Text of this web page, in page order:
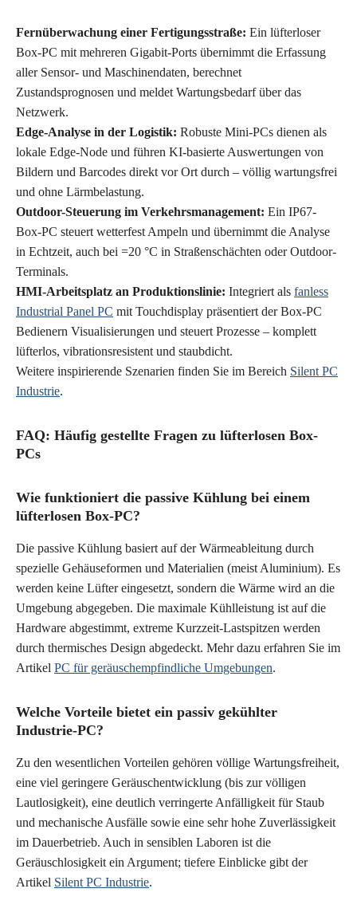
Fernüberwachung einer Fertigungsstraße: Ein lüfterloser
Box-PC mit mehreren Gigabit-Ports übernimmt die Erfassung
aller Sensor- und Maschinendaten, berechnet
Zustandsprognosen und meldet Wartungsbedarf über das
Netzwerk.
Edge-Analyse in der Logistik: Robuste Mini-PCs dienen als
lokale Edge-Node und führen KI-basierte Auswertungen von
Bildern und Barcodes direkt vor Ort durch – völlig wartungsfrei
und ohne Lärmbelastung.
Outdoor-Steuerung im Verkehrsmanagement: Ein IP67-
Box-PC steuert wetterfest Ampeln und übernimmt die Analyse
in Echtzeit, auch bei =20 °C in Straßenschächten oder Outdoor-
Terminals.
HMI-Arbeitsplatz an Produktionslinie: Integriert als fanless
Industrial Panel PC mit Touchdisplay präsentiert der Box-PC
Bedienern Visualisierungen und steuert Prozesse – komplett
lüfterlos, vibrationsresistent und staubdicht.
Weitere inspirierende Szenarien finden Sie im Bereich Silent PC
Industrie.
FAQ: Häufig gestellte Fragen zu lüfterlosen Box-
PCs
Wie funktioniert die passive Kühlung bei einem
lüfterlosen Box-PC?
Die passive Kühlung basiert auf der Wärmeableitung durch
spezielle Gehäuseformen und Materialien (meist Aluminium). Es
werden keine Lüfter eingesetzt, sondern die Wärme wird an die
Umgebung abgegeben. Die maximale Kühlleistung ist auf die
Hardware abgestimmt, extreme Kurzzeit-Lastspitzen werden
durch thermisches Design abgedeckt. Mehr dazu erfahren Sie im
Artikel PC für geräuschempfindliche Umgebungen.
Welche Vorteile bietet ein passiv gekühlter
Industrie-PC?
Zu den wesentlichen Vorteilen gehören völlige Wartungsfreiheit,
eine viel geringere Geräuschentwicklung (bis zur völligen
Lautlosigkeit), eine deutlich verringerte Anfälligkeit für Staub
und mechanische Ausfälle sowie eine sehr hohe Zuverlässigkeit
im Dauerbetrieb. Auch in sensiblen Laboren ist die
Geräuschlosigkeit ein Argument; tiefere Einblicke gibt der
Artikel Silent PC Industrie.